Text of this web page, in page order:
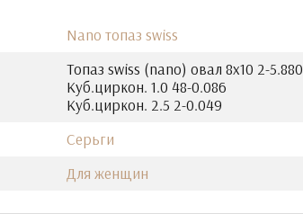
Nano топаз swiss
Топаз swiss (nano) овал 8х10 2-5.880
Куб.циркон. 1.0 48-0.086
Куб.циркон. 2.5 2-0.049
Серьги
Для женщин